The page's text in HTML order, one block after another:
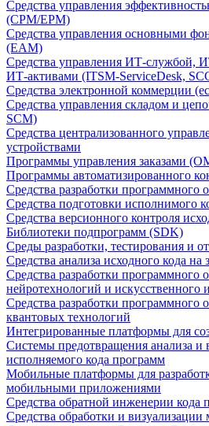
Средства управления
(CPM/EPM)
Средства управления основными
(EAM)
Средства управления ИТ-службой,
ИТ-активами (ITSM-ServiceDesk,
Средства электронной коммерции
Средства управления складом и
SCM)
Средства централизованного
устройствами
Программы управления заказами
Программы автоматизированного
Средства разработки программного
Средства подготовки исполнимого
Средства версионного контроля
Библиотеки подпрограмм (SDK)
Среды разработки, тестирования и
Средства анализа исходного кода на
Средства разработки программного
нейротехнологий и искусственного
Средства разработки программного
квантовых технологий
Интегрированные платформы для
Системы предотвращения анализа и
исполняемого кода программ
Мобильные платформы для
мобильными приложениями
Средства обратной инженерии кода
Средства обработки и